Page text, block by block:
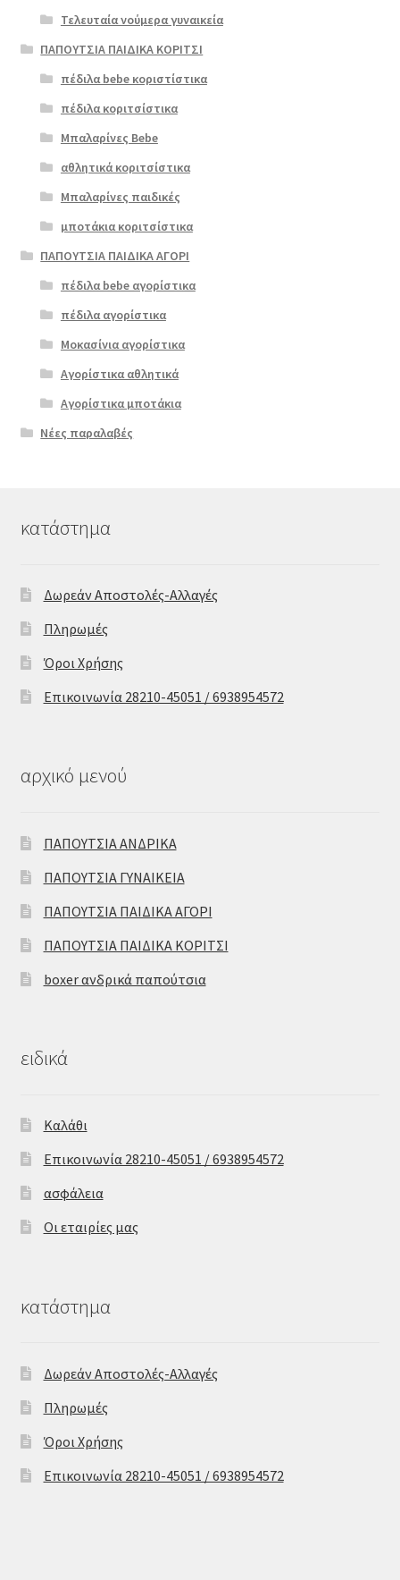
Τελευταία νούμερα γυναικεία
ΠΑΠΟΥΤΣΙΑ ΠΑΙΔΙΚΑ ΚΟΡΙΤΣΙ
πέδιλα bebe κοριστίστικα
πέδιλα κοριτσίστικα
Μπαλαρίνες Bebe
αθλητικά κοριτσίστικα
Μπαλαρίνες παιδικές
μποτάκια κοριτσίστικα
ΠΑΠΟΥΤΣΙΑ ΠΑΙΔΙΚΑ ΑΓΟΡΙ
πέδιλα bebe αγορίστικα
πέδιλα αγορίστικα
Μοκασίνια αγορίστικα
Αγορίστικα αθλητικά
Αγορίστικα μποτάκια
Νέες παραλαβές
κατάστημα
Δωρεάν Αποστολές-Αλλαγές
Πληρωμές
Όροι Χρήσης
Επικοινωνία 28210-45051 / 6938954572
αρχικό μενού
ΠΑΠΟΥΤΣΙΑ ΑΝΔΡΙΚΑ
ΠΑΠΟΥΤΣΙΑ ΓΥΝΑΙΚΕΙΑ
ΠΑΠΟΥΤΣΙΑ ΠΑΙΔΙΚΑ ΑΓΟΡΙ
ΠΑΠΟΥΤΣΙΑ ΠΑΙΔΙΚΑ ΚΟΡΙΤΣΙ
boxer ανδρικά παπούτσια
ειδικά
Καλάθι
Επικοινωνία 28210-45051 / 6938954572
ασφάλεια
Οι εταιρίες μας
κατάστημα
Δωρεάν Αποστολές-Αλλαγές
Πληρωμές
Όροι Χρήσης
Επικοινωνία 28210-45051 / 6938954572